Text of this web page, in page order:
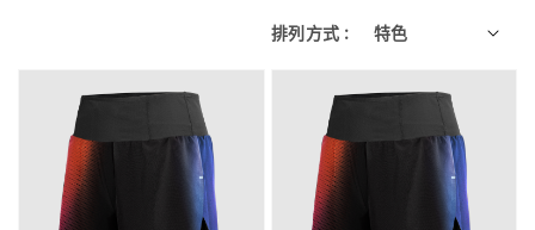
排列方式 :